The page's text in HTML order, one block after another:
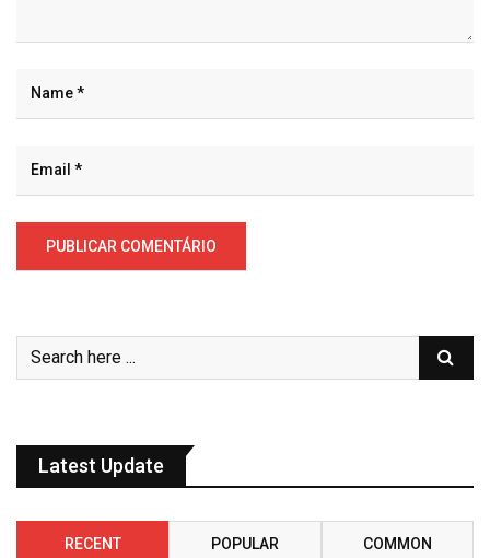
Latest Update
RECENT POPULAR COMMON